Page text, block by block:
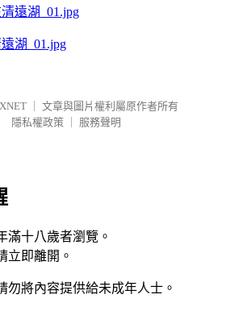
湖_01.jpg
文章與圖片權利屬原作者所有
隱私權政策
服務聲明
滿十八歲者瀏覽。
立即離開。
勿將內容提供給未成年人士。